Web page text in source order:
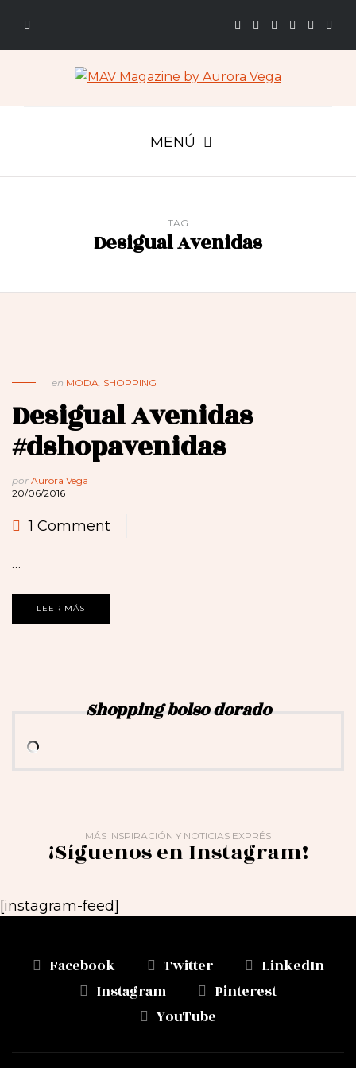
MENÚ
TAG
Desigual Avenidas
en MODA, SHOPPING
Desigual Avenidas
#dshopavenidas
por Aurora Vega
20/06/2016
1 Comment
…
LEER MÁS
Shopping bolso dorado
MÁS INSPIRACIÓN Y NOTICIAS EXPRÉS
¡Síguenos en Instagram!
[instagram-feed]
Facebook Twitter
LinkedIn
Instagram
Pinterest
YouTube